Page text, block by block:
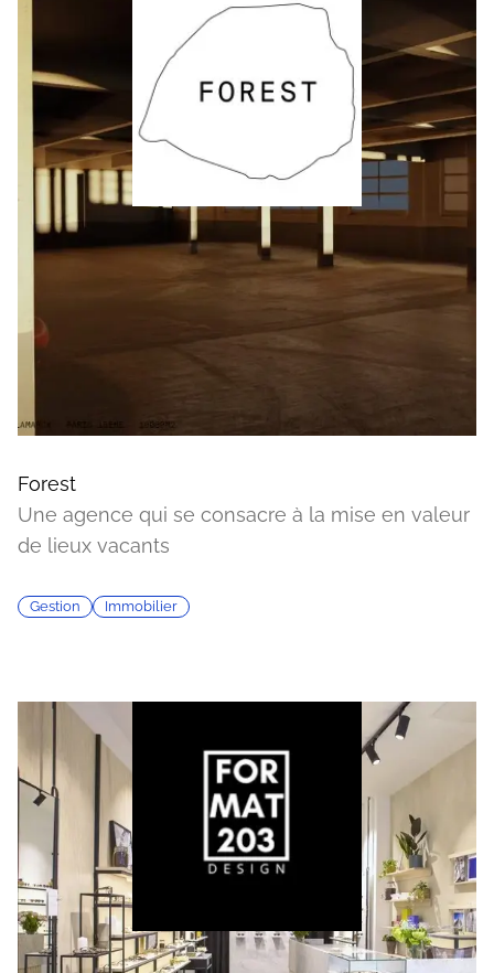
Forest
Une agence qui se consacre à la mise en valeur
de lieux vacants
Gestion Immobilier